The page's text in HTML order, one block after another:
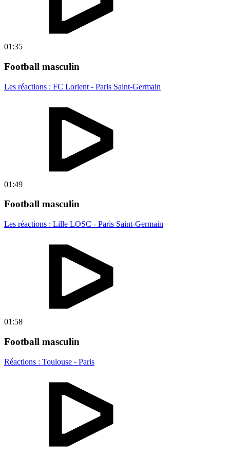
01:35
Football masculin
Les réactions : FC Lorient - Paris Saint-Germain
01:49
Football masculin
Les réactions : Lille LOSC - Paris Saint-Germain
01:58
Football masculin
Réactions : Toulouse - Paris